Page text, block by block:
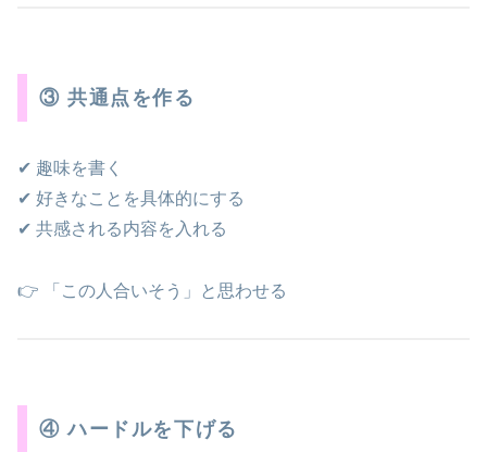
③ 共通点を作る
✔ 趣味を書く
✔ 好きなことを具体的にする
✔ 共感される内容を入れる
👉 「この人合いそう」と思わせる
④ ハードルを下げる